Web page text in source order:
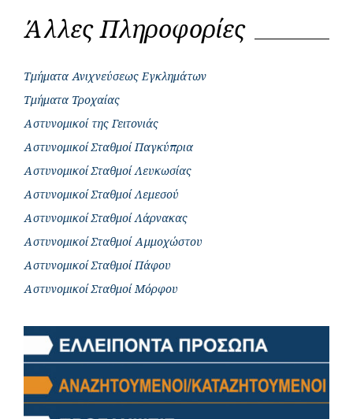
Άλλες Πληροφορίες
Τμήματα Ανιχνεύσεως Εγκλημάτων
Τμήματα Τροχαίας
Αστυνομικοί της Γειτονιάς
Αστυνομικοί Σταθμοί Παγκύπρια
Αστυνομικοί Σταθμοί Λευκωσίας
Αστυνομικοί Σταθμοί Λεμεσού
Αστυνομικοί Σταθμοί Λάρνακας
Αστυνομικοί Σταθμοί Αμμοχώστου
Αστυνομικοί Σταθμοί Πάφου
Αστυνομικοί Σταθμοί Μόρφου